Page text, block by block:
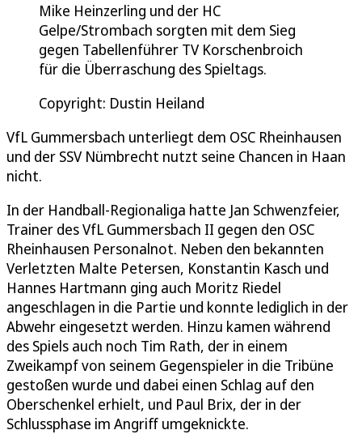
Mike Heinzerling und der HC
Gelpe/Strombach sorgten mit dem Sieg
gegen Tabellenführer TV Korschenbroich
für die Überraschung des Spieltags.
Copyright: Dustin Heiland
VfL Gummersbach unterliegt dem OSC Rheinhausen
und der SSV Nümbrecht nutzt seine Chancen in Haan
nicht.
In der Handball-Regionaliga hatte Jan Schwenzfeier,
Trainer des VfL Gummersbach II gegen den OSC
Rheinhausen Personalnot. Neben den bekannten
Verletzten Malte Petersen, Konstantin Kasch und
Hannes Hartmann ging auch Moritz Riedel
angeschlagen in die Partie und konnte lediglich in der
Abwehr eingesetzt werden. Hinzu kamen während
des Spiels auch noch Tim Rath, der in einem
Zweikampf von seinem Gegenspieler in die Tribüne
gestoßen wurde und dabei einen Schlag auf den
Oberschenkel erhielt, und Paul Brix, der in der
Schlussphase im Angriff umgeknickte.